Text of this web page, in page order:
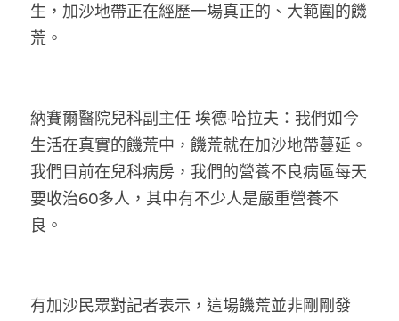
陳子遷律師專欄
汪明欣專欄
張美雄專欄
生，加沙地帶正在經歷一場真正的、大範圍的饑
荒。
納賽爾醫院兒科副主任 埃德·哈拉夫：我們如今
生活在真實的饑荒中，饑荒就在加沙地帶蔓延。
我們目前在兒科病房，我們的營養不良病區每天
要收治60多人，其中有不少人是嚴重營養不
良。
有加沙民眾對記者表示，這場饑荒並非剛剛發